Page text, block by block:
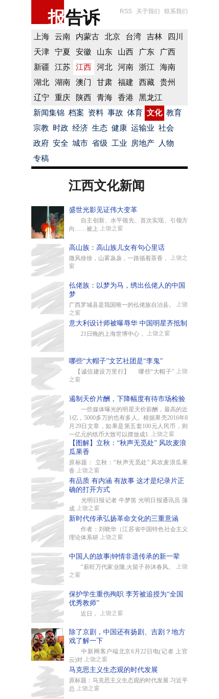
报告诉 RSS 关于我们 联系我们
上海 云南 内蒙古 北京 台湾 吉林
四川
天津
宁夏 安徽 山东 山西 广东
广西
新疆
江苏 江西 河北 河南 浙江
海南
湖北
湖南 澳门 甘肃 福建 西藏
贵州
辽宁
重庆 陕西 青海 香港
黑龙江
新闻集锦 档案 资料 事故 体育 文化 教育
宗教 时政 经济 生态 健康 运输业 社会
政府 安全 城市 省级 工业 房地产
人物
专稿
江西文化新闻
盛世光影见证伟大变革
自主创新、水平领先、首次实现、引领方
向……被上
上饶之窗
高山族：高山族儿女有句心里话
微风徐徐，山雾袅袅，一路循着茶香，
上饶之
窗
仫佬族：以梦为马，绣出仫佬人的中国
梦
广西罗城县是我国唯一的仫佬族自治县。
上饶
之窗
意大利设计师被曝辱华 中国明星齐抵制
21日晚的上海世博中心， 上饶之窗
哪些“大帽子”文艺社团是“李鬼”
【诚信建设万里行】 哪些“大帽子”
上饶
之窗
遏制天价片酬，下降幅度有待市场检验
一些媒体曝光的明星天价薪酬，最高的近
1亿，5000多万的也有多人。根据果壳2016年8
月29日文章，如果是第五套100元人民币，则
一亿元的纸币大致可以摆放成1.
上饶之窗
【图解】立秋：“秋声无觅处” 风吹麦浪
瓜果香
原标题： 立秋：“秋声无觅处” 风吹麦浪瓜果
香
上饶之窗
有品质 有内涵 有故事 这才是纪录片正
确的打开方式
光明日报记者 牛梦笛 光明日报通讯员 蒲
成
上饶之窗
新时代传承弘扬革命文化的三重意涵
作者：刘晓华（江苏省中国特色社会主义
理论体系研
上饶之窗
中国人的故事|钟情非遗传承的新一辈
“薪旺万代家业隆,火留子孙沐春风。
上饶
之窗
保护学生重伤殉职 李芳被追授为“全国
优秀教师”
近日， 上饶之窗
除了京剧，中国还有扬剧、吉剧？地方
戏了解一下
中新网客户端北京6月22日电(记者 上官
云)对
上饶之窗
马克思主义生态观的时代发展
原标题：马克思主义生态观的时代发展 习近平
总
上饶之窗